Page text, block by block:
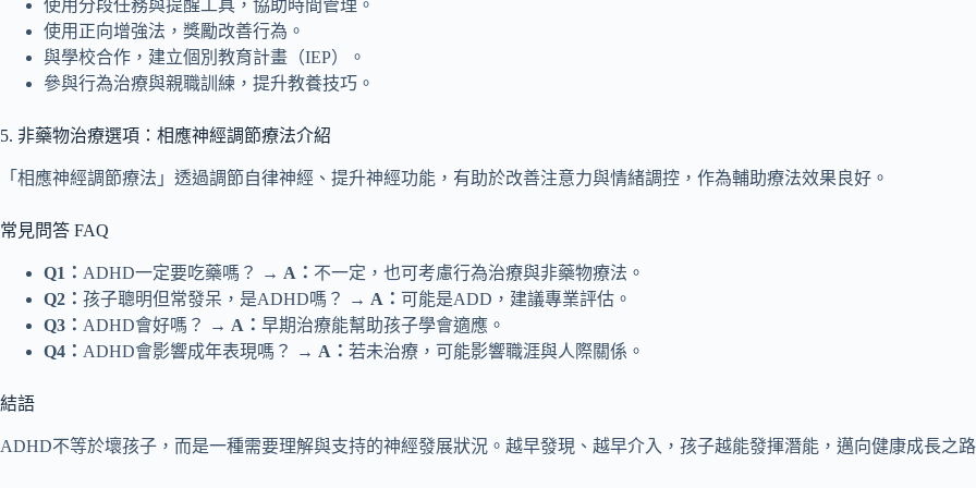
使用分段任務與提醒工具，協助時間管理。
使用正向增強法，獎勵改善行為。
與學校合作，建立個別教育計畫（IEP）。
參與行為治療與親職訓練，提升教養技巧。
5. 非藥物治療選項：相應神經調節療法介紹
「相應神經調節療法」透過調節自律神經、提升神經功能，有助於改善注意力與情緒調控，作為輔助療法效果良好。
常見問答 FAQ
Q1： ADHD一定要吃藥嗎？ → A： 不一定，也可考慮行為治療與非藥物療法。
Q2： 孩子聰明但常發呆，是ADHD嗎？ → A： 可能是ADD，建議專業評估。
Q3： ADHD會好嗎？ → A： 早期治療能幫助孩子學會適應。
Q4： ADHD會影響成年表現嗎？ → A： 若未治療，可能影響職涯與人際關係。
結語
ADHD不等於壞孩子，而是一種需要理解與支持的神經發展狀況。越早發現、越早介入，孩子越能發揮潛能，邁向健康成長之